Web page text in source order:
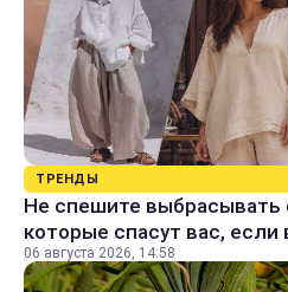
ТРЕНДЫ
Не спешите
которые спасут вас,
06 августа 2026, 14:58